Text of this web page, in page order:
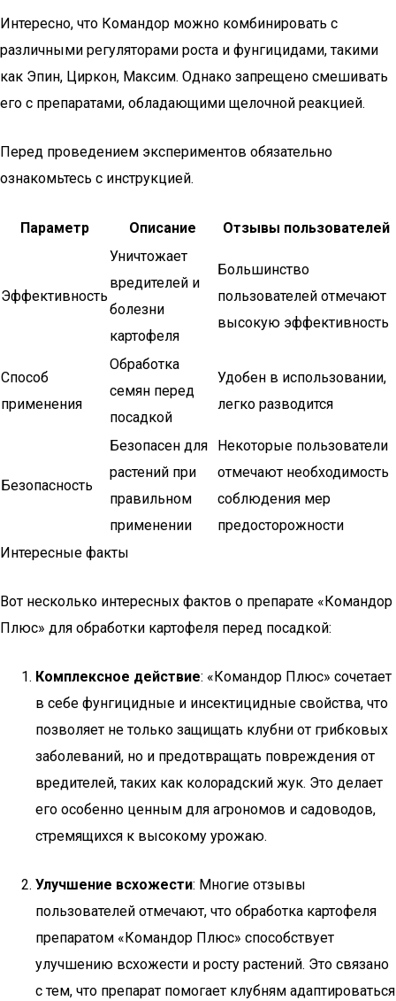
Интересно, что Командор можно комбинировать с
различными регуляторами роста и фунгицидами, такими
как Эпин, Циркон, Максим. Однако запрещено смешивать
его с препаратами, обладающими щелочной реакцией.
Перед проведением экспериментов обязательно
ознакомьтесь с инструкцией.
Параметр Описание Отзывы пользователей
Эффективность
Уничтожает
вредителей и
болезни
картофеля
Большинство
пользователей отмечают
высокую эффективность
Способ
применения
Обработка
семян перед
посадкой
Удобен в использовании,
легко разводится
Безопасность
Безопасен для
растений при
правильном
применении
Некоторые пользователи
отмечают необходимость
соблюдения мер
предосторожности
Интересные факты
Вот несколько интересных фактов о препарате «Командор
Плюс» для обработки картофеля перед посадкой:
Комплексное действие: «Командор Плюс» сочетает
в себе фунгицидные и инсектицидные свойства, что
позволяет не только защищать клубни от грибковых
заболеваний, но и предотвращать повреждения от
вредителей, таких как колорадский жук. Это делает
его особенно ценным для агрономов и садоводов,
стремящихся к высокому урожаю.
Улучшение всхожести: Многие отзывы
пользователей отмечают, что обработка картофеля
препаратом «Командор Плюс» способствует
улучшению всхожести и росту растений. Это связано
с тем, что препарат помогает клубням адаптироваться